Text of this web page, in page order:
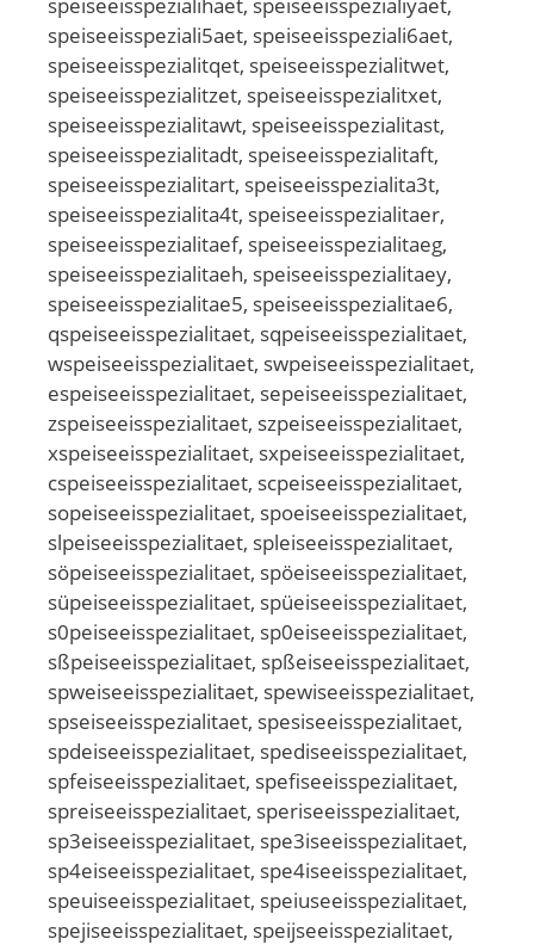
speiseeisspeziali5aet, speiseeisspeziali6aet,
speiseeisspezialitqet, speiseeisspezialitwet,
speiseeisspezialitzet, speiseeisspezialitxet,
speiseeisspezialitawt, speiseeisspezialitast,
speiseeisspezialitadt, speiseeisspezialitaft,
speiseeisspezialitart, speiseeisspezialita3t,
speiseeisspezialita4t, speiseeisspezialitaer,
speiseeisspezialitaef, speiseeisspezialitaeg,
speiseeisspezialitaeh, speiseeisspezialitaey,
speiseeisspezialitae5, speiseeisspezialitae6,
qspeiseeisspezialitaet, sqpeiseeisspezialitaet,
wspeiseeisspezialitaet, swpeiseeisspezialitaet,
espeiseeisspezialitaet, sepeiseeisspezialitaet,
zspeiseeisspezialitaet, szpeiseeisspezialitaet,
xspeiseeisspezialitaet, sxpeiseeisspezialitaet,
cspeiseeisspezialitaet, scpeiseeisspezialitaet,
sopeiseeisspezialitaet, spoeiseeisspezialitaet,
slpeiseeisspezialitaet, spleiseeisspezialitaet,
söpeiseeisspezialitaet, spöeiseeisspezialitaet,
süpeiseeisspezialitaet, spüeiseeisspezialitaet,
s0peiseeisspezialitaet, sp0eiseeisspezialitaet,
sßpeiseeisspezialitaet, spßeiseeisspezialitaet,
spweiseeisspezialitaet, spewiseeisspezialitaet,
spseiseeisspezialitaet, spesiseeisspezialitaet,
spdeiseeisspezialitaet, spediseeisspezialitaet,
spfeiseeisspezialitaet, spefiseeisspezialitaet,
spreiseeisspezialitaet, speriseeisspezialitaet,
sp3eiseeisspezialitaet, spe3iseeisspezialitaet,
sp4eiseeisspezialitaet, spe4iseeisspezialitaet,
speuiseeisspezialitaet, speiuseeisspezialitaet,
spejiseeisspezialitaet, speijseeisspezialitaet,